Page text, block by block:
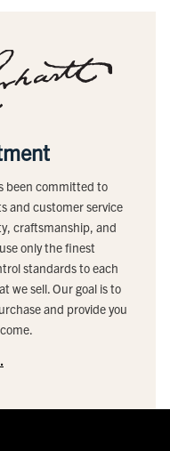
been committed to
and customer service
craftsmanship, and
only the finest
standards to each
we sell. Our goal is to
and provide you